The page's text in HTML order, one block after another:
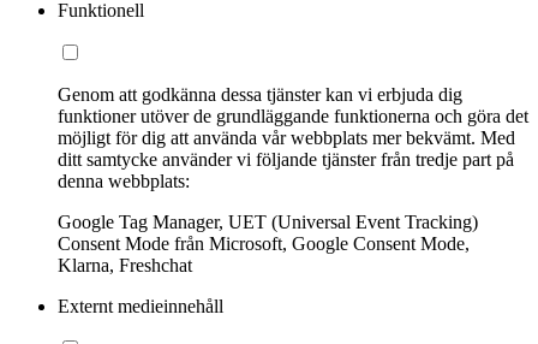
Funktionell
Genom att godkänna dessa tjänster kan vi erbjuda dig
funktioner utöver de grundläggande funktionerna och göra det
möjligt för dig att använda vår webbplats mer bekvämt. Med
ditt samtycke använder vi följande tjänster från tredje part på
denna webbplats:
Google Tag Manager, UET (Universal Event Tracking)
Consent Mode från Microsoft, Google Consent Mode,
Klarna, Freshchat
Externt medieinnehåll